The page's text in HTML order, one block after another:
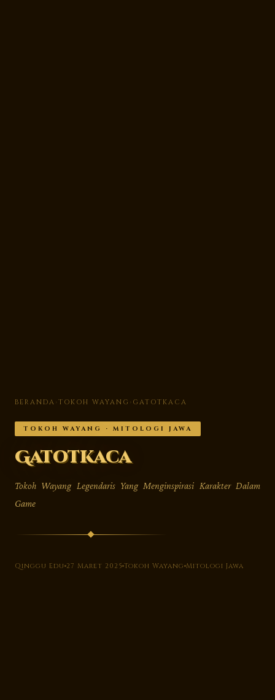
BERANDA ›TOKOH WAYANG › GATOTKACA
TOKOH WAYANG · MITOLOGI JAWA
Gatotkaca
Tokoh Wayang Legendaris Yang Menginspirasi Karakter Dalam
Game
Qinggu Edu 27 Maret 2025 Tokoh Wayang Mitologi Jawa